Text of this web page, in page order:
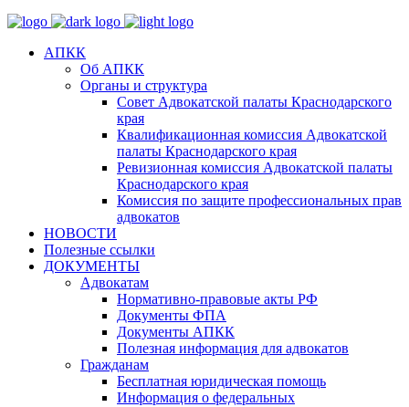
АПКК
Об АПКК
Органы и структура
Совет Адвокатской палаты Краснодарского
края
Квалификационная комиссия Адвокатской
палаты Краснодарского края
Ревизионная комиссия Адвокатской палаты
Краснодарского края
Комиссия по защите профессиональных прав
адвокатов
НОВОСТИ
Полезные ссылки
ДОКУМЕНТЫ
Адвокатам
Нормативно-правовые акты РФ
Документы ФПА
Документы АПКК
Полезная информация для адвокатов
Гражданам
Бесплатная юридическая помощь
Информация о федеральных